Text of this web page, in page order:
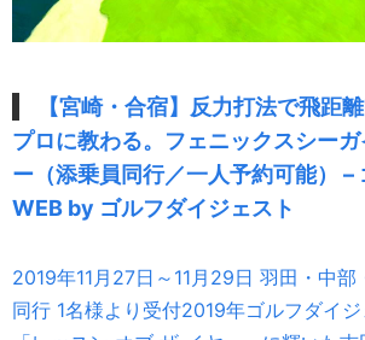
【宮崎・合宿】反力打法で飛距
プロに教わる。フェニックスシー
ー（添乗員同行／一人予約可能） –
WEB by ゴルフダイジェスト
2019年11月27日～11月29日 羽田・中部
同行 1名様より受付2019年ゴルフダイ